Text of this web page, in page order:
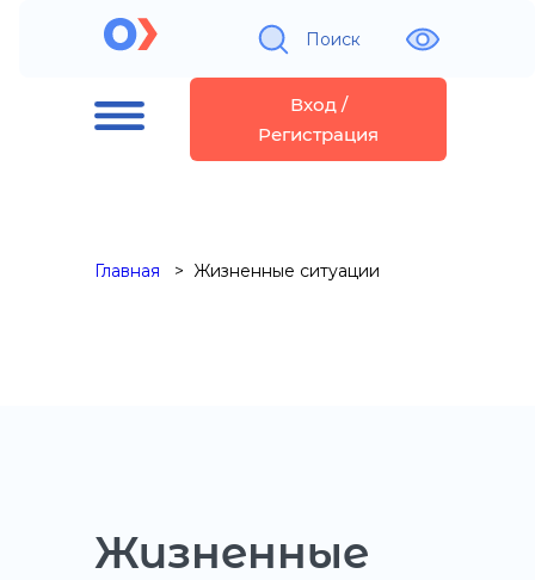
Поиск
Вход /
Регистрация
Главная Жизненные ситуации
Жизненные